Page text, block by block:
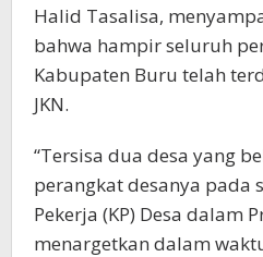
Halid Tasalisa,
bahwa hampir seluruh
Kabupaten Buru telah
JKN.
“Tersisa dua desa yang
perangkat desanya pada
Pekerja (KP) Desa dalam
menargetkan dalam